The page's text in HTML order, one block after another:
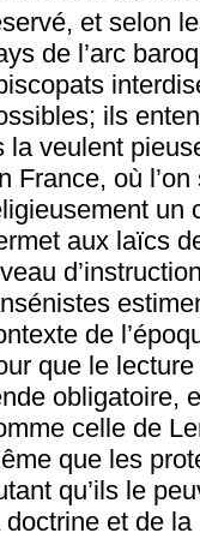
et selon
de l’arc
ils
la veulent
France, où
un
aux laïcs
de
que le
obligatoire,
celle de
que les
qu’ils le
doctrine et de la